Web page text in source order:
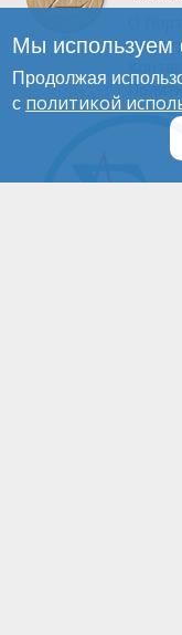
Мы используем
Продолжая
с политикой